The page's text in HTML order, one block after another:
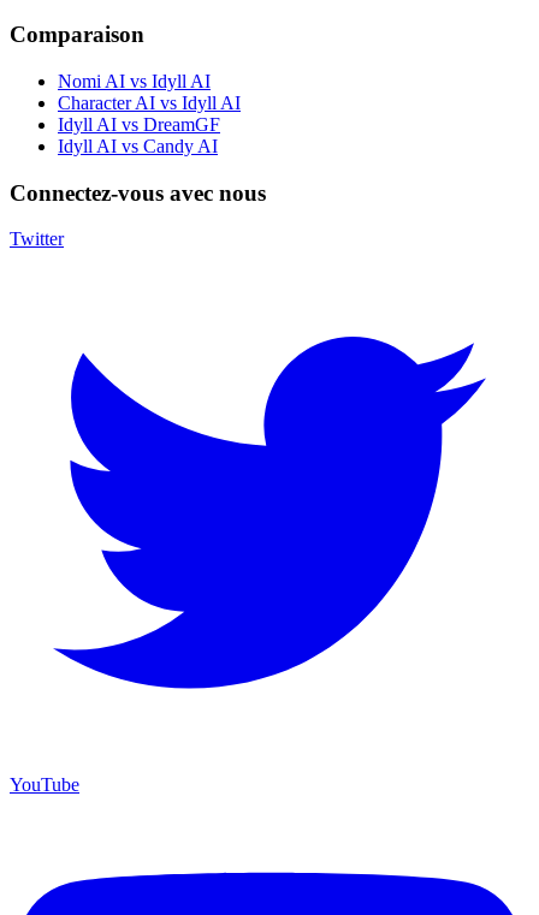
Comparaison
Nomi AI vs Idyll AI
Character AI vs Idyll AI
Idyll AI vs DreamGF
Idyll AI vs Candy AI
Connectez-vous avec nous
Twitter
YouTube